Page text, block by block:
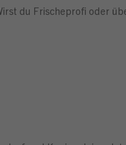
du Frischeprofi oder